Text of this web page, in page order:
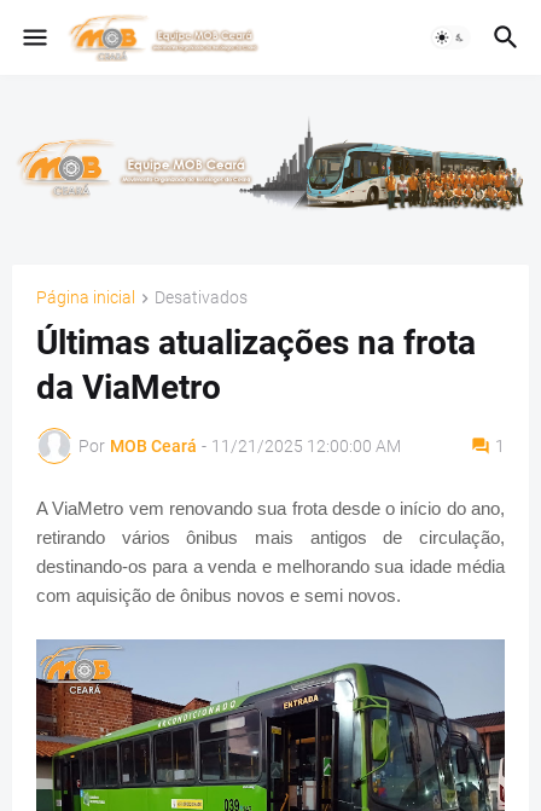
Página inicial Desativados
Últimas atualizações na frota
da ViaMetro
Por MOB Ceará - 11/21/2025 12:00:00 AM 1
A ViaMetro vem renovando sua frota desde o início do ano,
retirando vários ônibus mais antigos de circulação,
destinando-os para a venda e melhorando sua idade média
com aquisição de ônibus novos e semi novos.